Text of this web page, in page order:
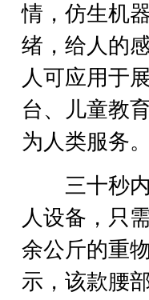
情，仿生机
绪，给人的
人可应用于
台、儿童教
为人类服务。
三十秒内
人设备，只
余公斤的重
示，该款腰